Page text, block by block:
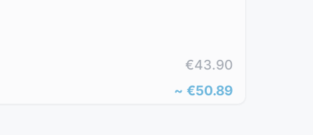
€43.90
~€50.89